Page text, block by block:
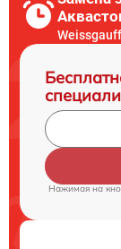
Нажимая на